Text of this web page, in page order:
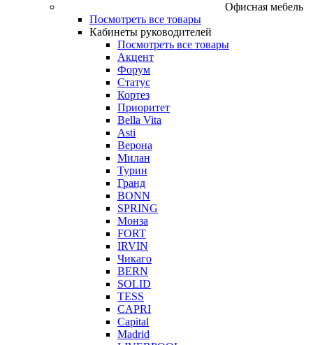
Офисная мебель
Посмотреть все товары
Кабинеты руководителей
Посмотреть все товары
Акцент
Форум
Статус
Кортез
Приоритет
Bella Vita
Asti
Верона
Милан
Турин
Гранд
BONN
SPRING
Монза
FORT
IRVIN
Чикаго
BERN
SOLID
TESS
CAPRI
Capital
Madrid